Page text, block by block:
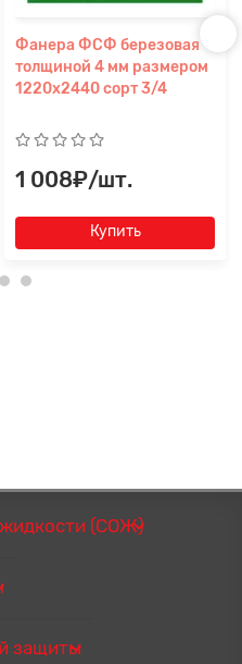
Фанера ФСФ березовая
толщиной 4 мм размером
1220х2440 сорт 3/4
1 008₽/шт.
Купить
(СОЖ)
защиты